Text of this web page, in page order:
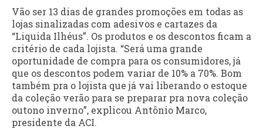
Vão ser 13 dias de grandes promoções em todas as
lojas sinalizadas com adesivos e cartazes da
“Liquida Ilhéus”. Os produtos e os descontos ficam a
critério de cada lojista. “Será uma grande
oportunidade de compra para os consumidores, já
que os descontos podem variar de 10% a 70%. Bom
também pra o lojista que já vai liberando o estoque
da coleção verão para se preparar pra nova coleção
outono inverno”, explicou Antônio Marco,
presidente da ACI.